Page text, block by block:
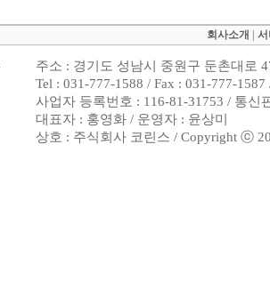
회사소개
주소 : 경기도 성남시 중원구 둔촌대로
Tel : 031-777-1588 / Fax : 031-777-
사업자 등록번호 : 116-81-31753 / 통신
대표자 : 홍영화 / 운영자 : 윤상미
상호 : 주식회사 코린스 / Copyright ⓒ